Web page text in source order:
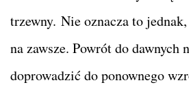
trzewny. Nie oznacza to
na zawsze. Powrót do dawnych
doprowadzić do ponownego